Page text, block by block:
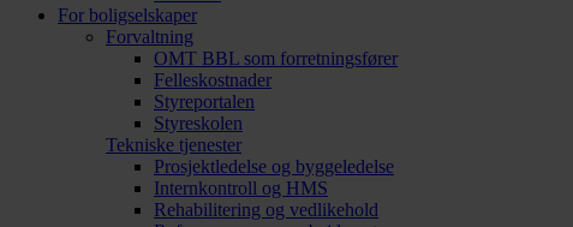
For boligselskaper
Forvaltning
OMT BBL som forretningsfører
Felleskostnader
Styreportalen
Styreskolen
Tekniske tjenester
Prosjektledelse og byggeledelse
Internkontroll og HMS
Rehabilitering og vedlikehold